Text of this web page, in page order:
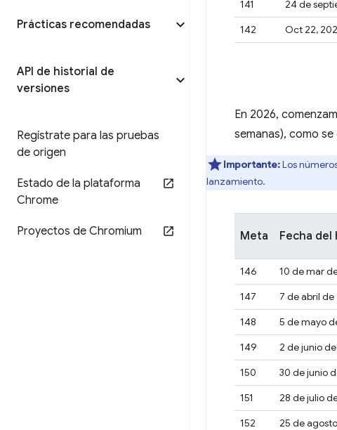
Prácticas recomendadas
API de historial de
versiones
Regístrate para las pruebas
de origen
Estado de la plataforma
Chrome
Proyectos de Chromium
141
24 de
142
Oct 22,
En 2026,
semanas), como
Importante:Los
lanzamiento.
Meta Fecha del
146 10 de mar
147
7 de abril
148
5 de mayo
149
2 de junio
150
30 de junio
151
28 de julio
152
25 de